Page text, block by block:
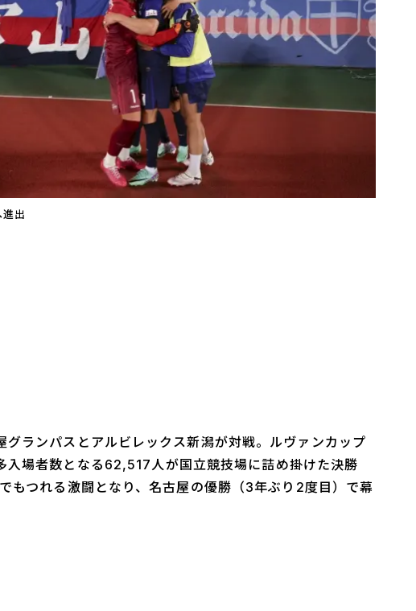
出
グランパスとアルビレックス新潟が対戦。ルヴァンカップ
入場者数となる62,517人が国立競技場に詰め掛けた決勝
もつれる激闘となり、名古屋の優勝（3年ぶり2度目）で幕